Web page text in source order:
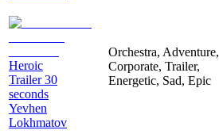
Heroic
Trailer 30
seconds
Yevhen
Lokhmatov
Orchestra, Adventure,
Corporate, Trailer,
Energetic, Sad, Epic